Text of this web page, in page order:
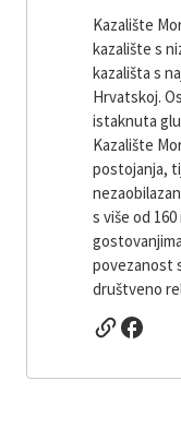
Kazalište
kazalište s
kazališta s
Hrvatskoj.
istaknuta
Kazalište
postojanja,
s više od
povezanost
društveno